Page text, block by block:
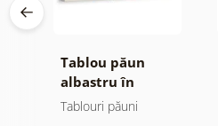
Tablou păun
albastru în
compoziție
Tablouri păuni